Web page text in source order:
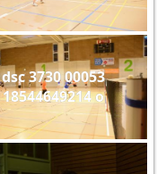
dsc 3730 00053
18544649214 o